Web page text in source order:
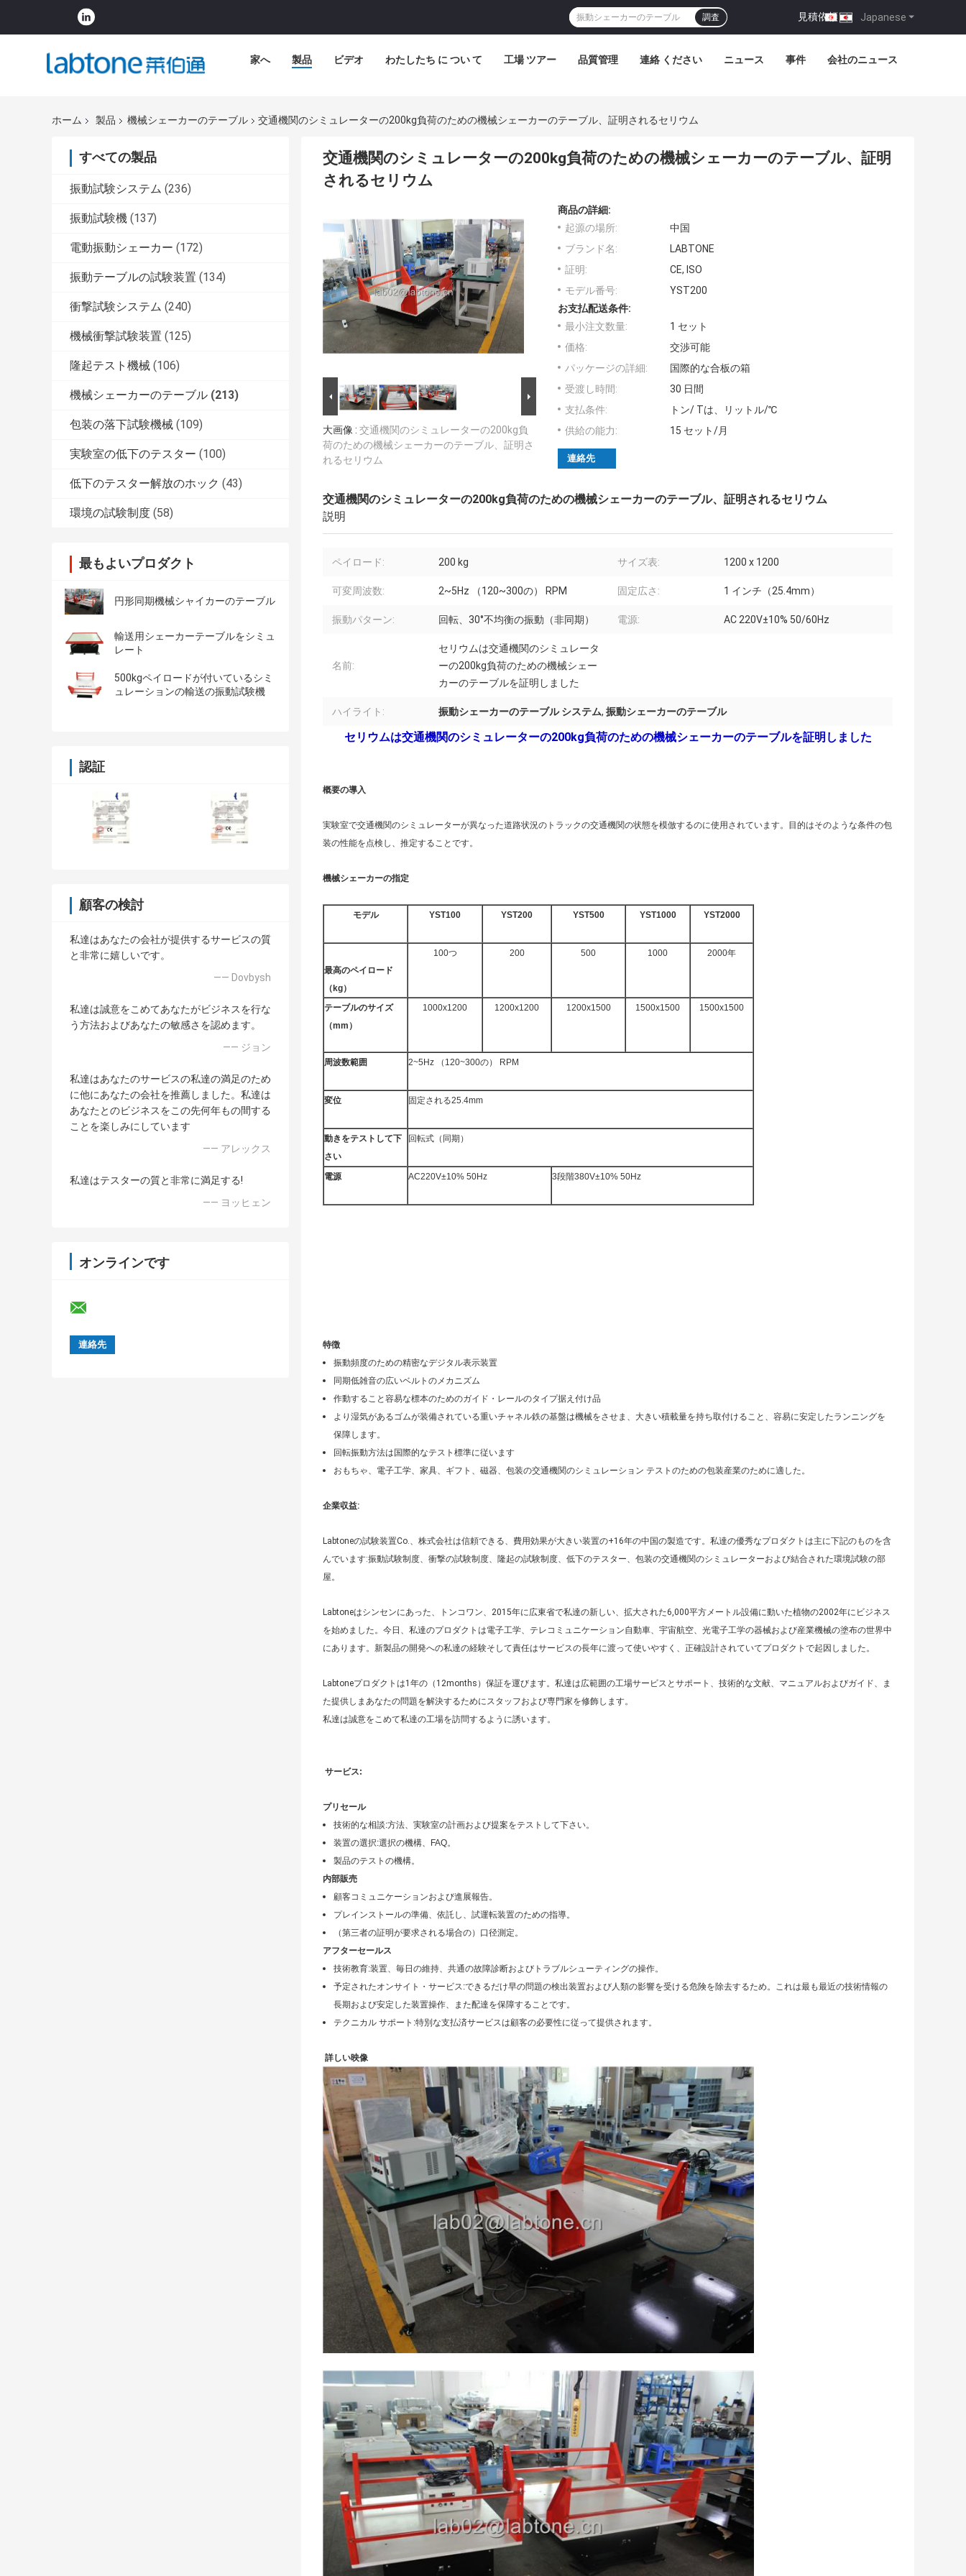
Japanese
見積依頼 |
調査
家へ 製品 ビデオ わたしたち に つい て 工場 ツアー 品質管理 連絡 ください ニュース 事件 会社のニュース
ホーム 製品 機械シェーカーのテーブル 交通機関のシミュレーターの200kg負荷のための機械シェーカーのテーブル、証明されるセリウム
すべての製品
振動試験システム (236)
振動試験機 (137)
電動振動シェーカー (172)
振動テーブルの試験装置 (134)
衝撃試験システム (240)
機械衝撃試験装置 (125)
隆起テスト機械 (106)
機械シェーカーのテーブル (213)
包装の落下試験機械 (109)
実験室の低下のテスター (100)
低下のテスター解放のホック (43)
環境の試験制度 (58)
最もよいプロダクト
円形同期機械シャイカーのテーブル
輸送用シェーカーテーブルをシミュ
レート
500kgペイロードが付いているシミ
ュレーションの輸送の振動試験機
認証
顧客の検討
私達はあなたの会社が提供するサービスの質
と非常に嬉しいです。
—— Dovbysh
私達は誠意をこめてあなたがビジネスを行な
う方法およびあなたの敏感さを認めます。
—— ジョン
私達はあなたのサービスの私達の満足のため
に他にあなたの会社を推薦しました。私達は
あなたとのビジネスをこの先何年もの間する
ことを楽しみにしています
—— アレックス
私達はテスターの質と非常に満足する!
—— ヨッヒェン
オンラインです
交通機関のシミュレーターの200kg負荷のための機械シェーカーのテーブル、証明
されるセリウム
大画像 : 交通機関のシミュレーターの200kg負
荷のための機械シェーカーのテーブル、証明さ
れるセリウム
商品の詳細:
起源の場所:
中国
ブランド名:
LABTONE
証明:
CE, ISO
モデル番号:
YST200
お支払配送条件:
最小注文数量:
1 セット
価格:
交渉可能
パッケージの詳細:
国際的な合板の箱
受渡し時間:
30 日間
支払条件:
トン/ Tは、リットル/℃
供給の能力:
15 セット/月
連絡先
交通機関のシミュレーターの200kg負荷のための機械シェーカーのテーブル、証明されるセリウム
説明
ペイロード: 200 kg サイズ表: 1200 x 1200
可変周波数: 2~5Hz （120~300の） RPM 固定広さ: 1 インチ（25.4mm）
振動パターン: 回転、30°不均衡の振動（非同期） 電源: AC 220V±10% 50/60Hz
名前:
セリウムは交通機関のシミュレータ
ーの200kg負荷のための機械シェー
カーのテーブルを証明しました
ハイライト: 振動シェーカーのテーブル システム, 振動シェーカーのテーブル
セリウムは交通機関のシミュレーターの200kg負荷のための機械シェーカーのテーブルを証明しました
概要の導入
実験室で交通機関のシミュレーターが異なった道路状況のトラックの交通機関の状態を模倣するのに使用されています。目的はそのような条件の包
装の性能を点検し、推定することです。
機械シェーカーの指定
モデル YST100 YST200 YST500 YST1000 YST2000
最高のペイロード
（kg）
100つ 200 500 1000 2000年
テーブルのサイズ
（mm）
1000x1200 1200x1200 1200x1500 1500x1500 1500x1500
周波数範囲 2~5Hz （120~300の） RPM
変位 固定される25.4mm
動きをテストして下
さい
回転式（同期）
電源 AC220V±10% 50Hz 3段階380V±10% 50Hz
特徴
振動頻度のための精密なデジタル表示装置
同期低雑音の広いベルトのメカニズム
作動すること容易な標本のためのガイド・レールのタイプ据え付け品
より湿気があるゴムが装備されている重いチャネル鉄の基盤は機械をさせま、大きい積載量を持ち取付けること、容易に安定したランニングを
保障します。
回転振動方法は国際的なテスト標準に従います
おもちゃ、電子工学、家具、ギフト、磁器、包装の交通機関のシミュレーション テストのための包装産業のために適した。
企業収益:
Labtoneの試験装置Co.、株式会社は信頼できる、費用効果が大きい装置の+16年の中国の製造です。私達の優秀なプロダクトは主に下記のものを含
んでいます:振動試験制度、衝撃の試験制度、隆起の試験制度、低下のテスター、包装の交通機関のシミュレーターおよび結合された環境試験の部
屋。
Labtoneはシンセンにあった、トンコワン、2015年に広東省で私達の新しい、拡大された6,000平方メートル設備に動いた植物の2002年にビジネス
を始めました。今日、私達のプロダクトは電子工学、テレコミュニケーション自動車、宇宙航空、光電子工学の器械および産業機械の塗布の世界中
にあります。新製品の開発への私達の経験そして責任はサービスの長年に渡って使いやすく、正確設計されていてプロダクトで起因しました。
Labtoneプロダクトは1年の（12months）保証を運びます。私達は広範囲の工場サービスとサポート、技術的な文献、マニュアルおよびガイド、ま
た提供しまあなたの問題を解決するためにスタッフおよび専門家を修飾します。
私達は誠意をこめて私達の工場を訪問するように誘います。
サービス:
プリセール
技術的な相談:方法、実験室の計画および提案をテストして下さい。
装置の選択:選択の機構、FAQ。
製品のテストの機構。
内部販売
顧客コミュニケーションおよび進展報告。
プレインストールの準備、依託し、試運転装置のための指導。
（第三者の証明が要求される場合の）口径測定。
アフターセールス
技術教育:装置、毎日の維持、共通の故障診断およびトラブルシューティングの操作。
予定されたオンサイト・サービス:できるだけ早の問題の検出装置および人類の影響を受ける危険を除去するため。これは最も最近の技術情報の
長期および安定した装置操作、また配達を保障することです。
テクニカル サポート:特別な支払済サービスは顧客の必要性に従って提供されます。
詳しい映像